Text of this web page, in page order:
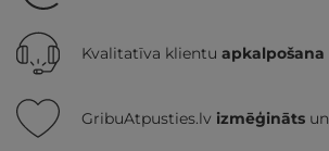
Kvalitatīva klientu apkalpošana
GribuAtpusties.lv izmēģināts un